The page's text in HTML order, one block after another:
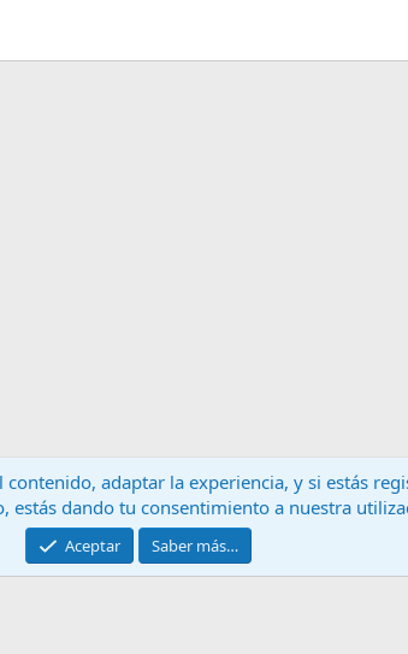
Contáctanos
platform by XenForo® © 2010-2024 XenForo Ltd.
adaptar la experiencia, y si estás
estás dando tu consentimiento a nuestra
Aceptar Saber más…